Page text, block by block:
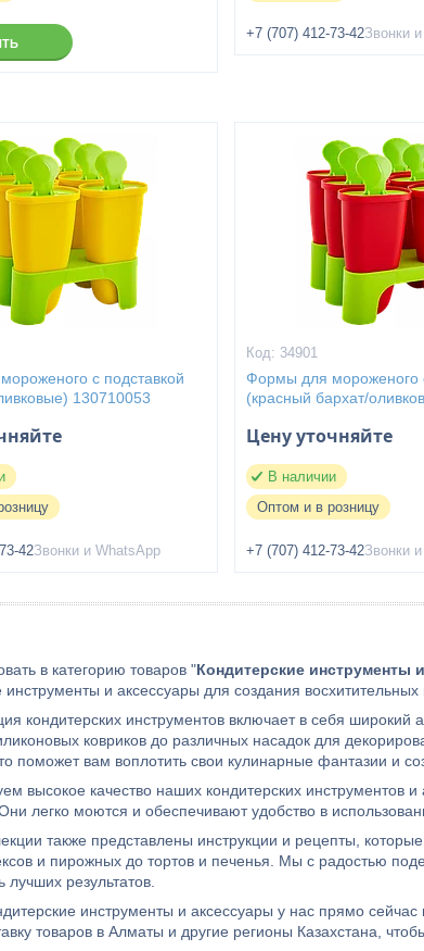
+7 (707) 412-73-42Звонки
с подставкой
130710053
42Звонки и WhatsApp
34901
Формы для мороженого
(красный бархат/
Цену уточняйте
В наличии
Оптом и в розницу
+7 (707) 412-73-42Звонки
в категорию товаров "Кондитерские инструменты
и аксессуары для создания восхитительных
кондитерских инструментов включает в себя широкий
ковриков до различных насадок для
поможет вам воплотить свои кулинарные фантазии и
высокое качество наших кондитерских инструментов
легко моются и обеспечивают удобство в
также представлены инструкции и рецепты,
и пирожных до тортов и печенья. Мы с радостью
лучших результатов.
инструменты и аксессуары у нас прямо
товаров в Алматы и другие регионы Казахстана,